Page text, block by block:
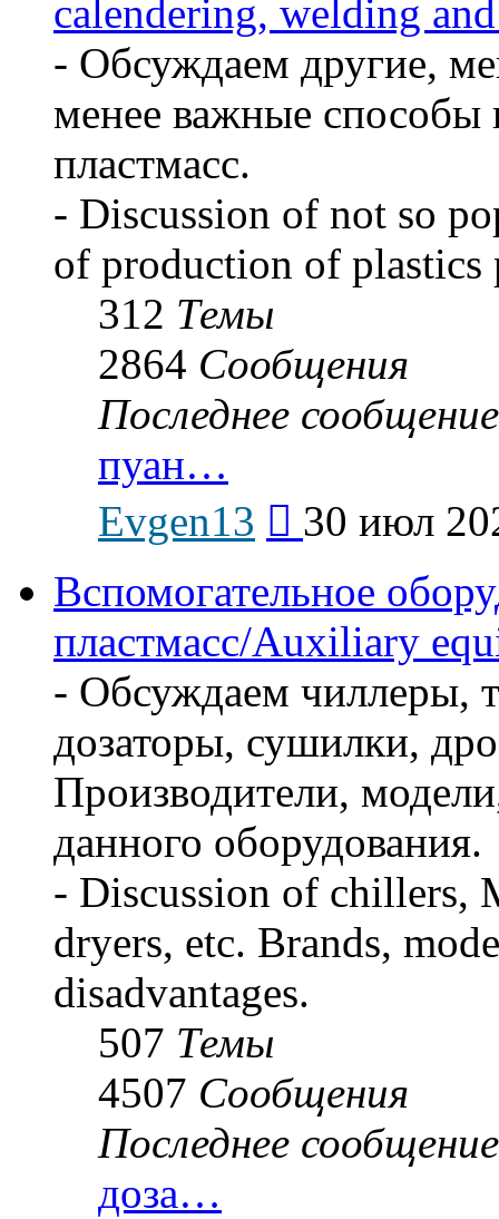
calendering, welding
- Обсуждаем другие,
менее важные способы
пластмасс.
- Discussion of not so
of production of plastics
312 Темы
2864 Сообщения
Последнее сообщение
пуан…
Evgen13
последнему
30 июл
Вспомогательное
пластмасс/Auxiliary
- Обсуждаем чиллеры,
дозаторы, сушилки,
Производители,
данного оборудования.
- Discussion of chillers,
dryers, etc. Brands,
disadvantages.
507 Темы
4507 Сообщения
Последнее сообщение
доза…